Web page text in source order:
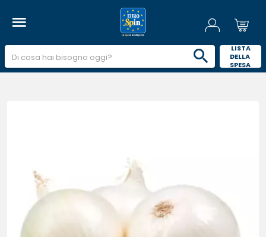
LISTA
DELLA
SPESA